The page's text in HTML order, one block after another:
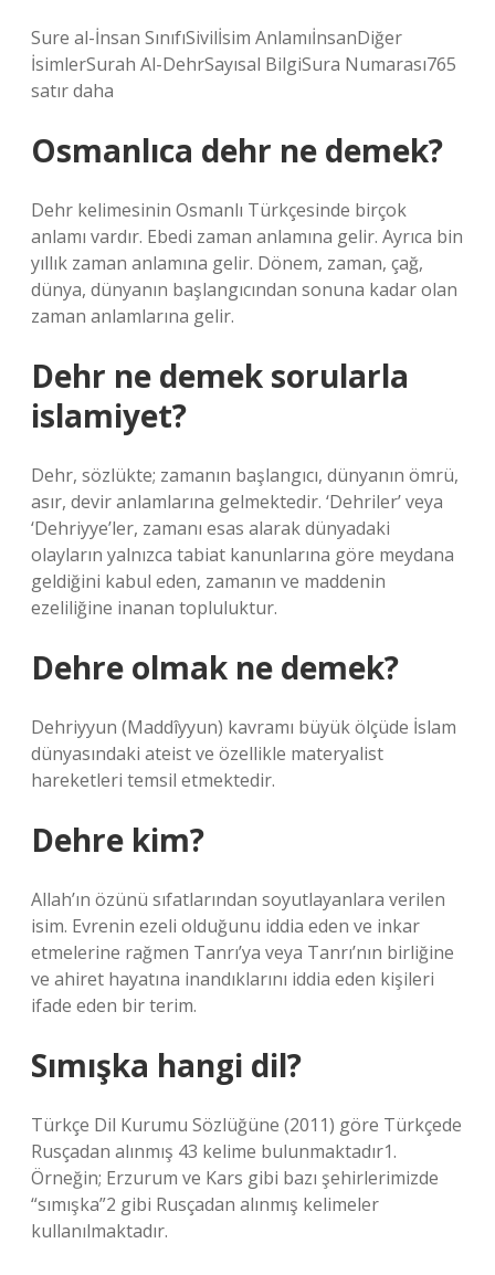
Sure al-İnsan SınıfıSivilİsim AnlamıİnsanDiğer
İsimlerSurah Al-DehrSayısal BilgiSura Numarası765
satır daha
Osmanlıca dehr ne demek?
Dehr kelimesinin Osmanlı Türkçesinde birçok
anlamı vardır. Ebedi zaman anlamına gelir. Ayrıca bin
yıllık zaman anlamına gelir. Dönem, zaman, çağ,
dünya, dünyanın başlangıcından sonuna kadar olan
zaman anlamlarına gelir.
Dehr ne demek sorularla
islamiyet?
Dehr, sözlükte; zamanın başlangıcı, dünyanın ömrü,
asır, devir anlamlarına gelmektedir. ‘Dehriler’ veya
‘Dehriyye’ler, zamanı esas alarak dünyadaki
olayların yalnızca tabiat kanunlarına göre meydana
geldiğini kabul eden, zamanın ve maddenin
ezeliliğine inanan topluluktur.
Dehre olmak ne demek?
Dehriyyun (Maddîyyun) kavramı büyük ölçüde İslam
dünyasındaki ateist ve özellikle materyalist
hareketleri temsil etmektedir.
Dehre kim?
Allah’ın özünü sıfatlarından soyutlayanlara verilen
isim. Evrenin ezeli olduğunu iddia eden ve inkar
etmelerine rağmen Tanrı’ya veya Tanrı’nın birliğine
ve ahiret hayatına inandıklarını iddia eden kişileri
ifade eden bir terim.
Sımışka hangi dil?
Türkçe Dil Kurumu Sözlüğüne (2011) göre Türkçede
Rusçadan alınmış 43 kelime bulunmaktadır1.
Örneğin; Erzurum ve Kars gibi bazı şehirlerimizde
“sımışka”2 gibi Rusçadan alınmış kelimeler
kullanılmaktadır.